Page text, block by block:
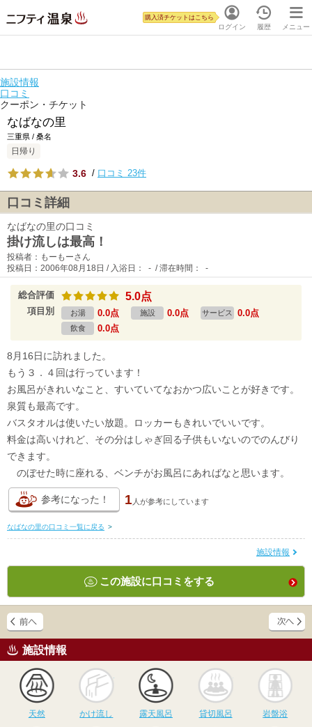
ログイン
購入済チケットはこちら
履歴 メニュー
施設情報
口コミ
クーポン・チケット
なばなの里
三重県 / 桑名
日帰り
3.6 / 口コミ 23件
口コミ詳細
なばなの里の口コミ
掛け流しは最高！
投稿者：もーもーさん
投稿日：2006年08月18日 / 入浴日： - / 滞在時間： -
総合評価 5.0点
項目別 お湯 0.0点 施設 0.0点 サービス 0.0点
飲食 0.0点
8月16日に訪れました。
もう３．４回は行っています！
お風呂がきれいなこと、すいていてなおかつ広いことが好きです。
泉質も最高です。
バスタオルは使いたい放題。ロッカーもきれいでいいです。
料金は高いけれど、その分はしゃぎ回る子供もいないのでのんびり
できます。
のぼせた時に座れる、ベンチがお風呂にあればなと思います。
参考になった！ 1 人が参考にしています
なばなの里の口コミ一覧に戻る >
施設情報
この施設に口コミをする
施設情報
天然
かけ流し
かけ流し
露天風呂
露天風呂
貸切風呂
貸切風呂 岩盤浴